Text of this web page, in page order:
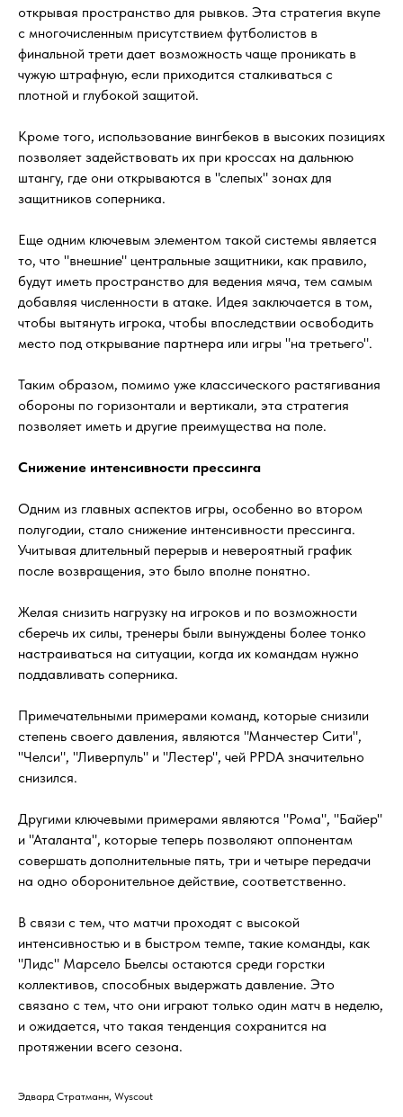
открывая пространство для рывков. Эта стратегия вкупе
с многочисленным присутствием футболистов в
финальной трети дает возможность чаще проникать в
чужую штрафную, если приходится сталкиваться с
плотной и глубокой защитой.
Кроме того, использование вингбеков в высоких позициях
позволяет задействовать их при кроссах на дальнюю
штангу, где они открываются в "слепых" зонах для
защитников соперника.
Еще одним ключевым элементом такой системы является
то, что "внешние" центральные защитники, как правило,
будут иметь пространство для ведения мяча, тем самым
добавляя численности в атаке. Идея заключается в том,
чтобы вытянуть игрока, чтобы впоследствии освободить
место под открывание партнера или игры "на третьего".
Таким образом, помимо уже классического растягивания
обороны по горизонтали и вертикали, эта стратегия
позволяет иметь и другие преимущества на поле.
Снижение интенсивности прессинга
Одним из главных аспектов игры, особенно во втором
полугодии, стало снижение интенсивности прессинга.
Учитывая длительный перерыв и невероятный график
после возвращения, это было вполне понятно.
Желая снизить нагрузку на игроков и по возможности
сберечь их силы, тренеры были вынуждены более тонко
настраиваться на ситуации, когда их командам нужно
поддавливать соперника.
Примечательными примерами команд, которые снизили
степень своего давления, являются "Манчестер Сити",
"Челси", "Ливерпуль" и "Лестер", чей PPDA значительно
снизился.
Другими ключевыми примерами являются "Рома", "Байер"
и "Аталанта", которые теперь позволяют оппонентам
совершать дополнительные пять, три и четыре передачи
на одно оборонительное действие, соответственно.
В связи с тем, что матчи проходят с высокой
интенсивностью и в быстром темпе, такие команды, как
"Лидс" Марсело Бьелсы остаются среди горстки
коллективов, способных выдержать давление. Это
связано с тем, что они играют только один матч в неделю,
и ожидается, что такая тенденция сохранится на
протяжении всего сезона.
Эдвард Стратманн, Wyscout